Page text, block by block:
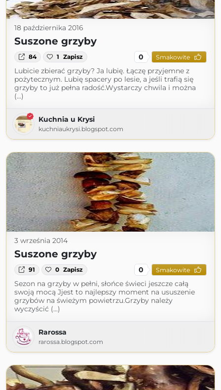
18 października 2016
Suszone grzyby
84 1 Zapisz 0 Smakowite
Lubicie zbierać grzyby? Ja lubię. Łączę przyjemne z
pożytecznym. Lubię spacery po lesie, a jeśli trafią się
grzyby to już pełna radość.Wystarczy chwila i można
(...)
Kuchnia u Krysi
kuchniaukrysi.blogspot.com
3 września 2014
Suszone grzyby
91 0 Zapisz 0 Smakowite
Sezon na grzyby w pełni, słońce świeci jeszcze całą
swoją mocą Jjest to najlepszy moment na ususzenie
grzybów na świeżym powietrzu.Grzyby należy
wyczyścić (...)
Rarossa
rarossa.blogspot.com